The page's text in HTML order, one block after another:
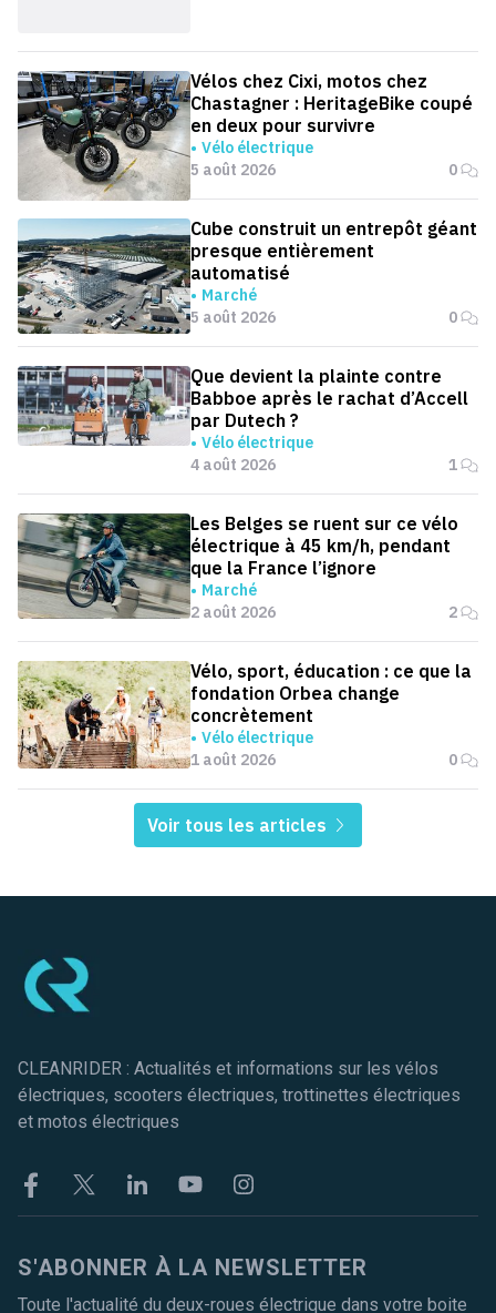
Vélos chez Cixi, motos chez
Chastagner : HeritageBike coupé
en deux pour survivre
Vélo électrique
5 août 2026
0
Cube construit un entrepôt géant
presque entièrement
automatisé
Marché
5 août 2026
0
Que devient la plainte contre
Babboe après le rachat d’Accell
par Dutech ?
Vélo électrique
4 août 2026
1
Les Belges se ruent sur ce vélo
électrique à 45 km/h, pendant
que la France l’ignore
Marché
2 août 2026
2
Vélo, sport, éducation : ce que la
fondation Orbea change
concrètement
Vélo électrique
1 août 2026
0
Voir tous les articles
CLEANRIDER : Actualités et informations sur les vélos
électriques, scooters électriques, trottinettes électriques
et motos électriques
FacebookTwitter LinkekinYoutubeInstagram
S'ABONNER À LA NEWSLETTER
Toute l'actualité du deux-roues électrique dans votre boite